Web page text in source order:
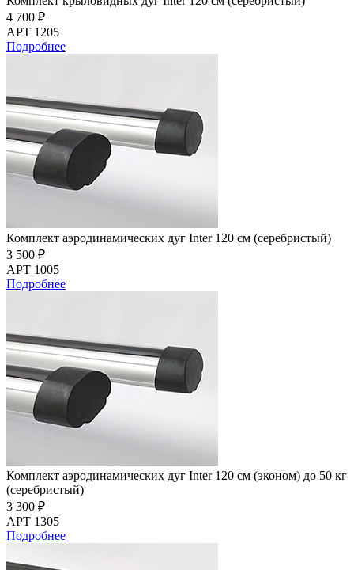
4 700 ₽
АРТ 1205
Подробнее
Комплект аэродинамических дуг Inter 120 см (серебристый)
3 500 ₽
АРТ 1005
Подробнее
Комплект аэродинамических дуг Inter 120 см (эконом) до 50 кг
(серебристый)
3 300 ₽
АРТ 1305
Подробнее